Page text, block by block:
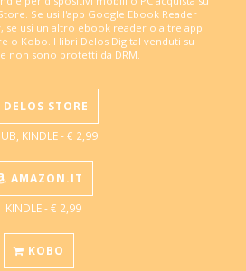
Se usi l'app Google Ebook Reader
se usi un altro ebook reader o altre app
o Kobo. I libri Delos Digital venduti su
non sono protetti da DRM.
DELOS STORE
KINDLE - € 2,99
AMAZON.IT
KINDLE - € 2,99
KOBO